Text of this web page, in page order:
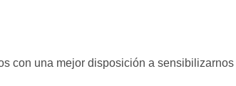
con una mejor disposición a sensibilizarnos